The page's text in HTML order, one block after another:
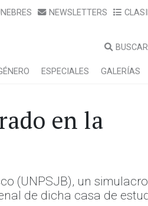
NEWSLETTERS
BUSCAR
ESPECIALES GALERÍAS
en la
(UNPSJB), un
de dicha casa de